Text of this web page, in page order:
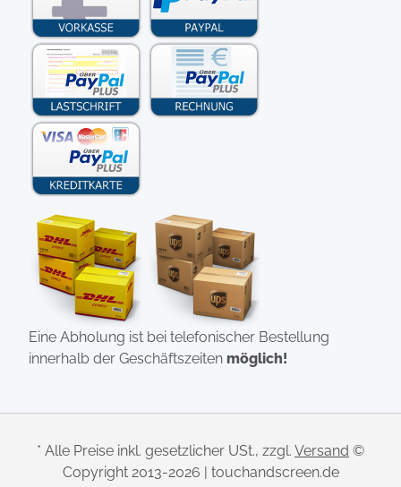
Eine Abholung ist bei telefonischer Bestellung
innerhalb der Geschäftszeiten möglich!
* Alle Preise inkl. gesetzlicher USt., zzgl. Versand ©
Copyright 2013-2026 | touchandscreen.de